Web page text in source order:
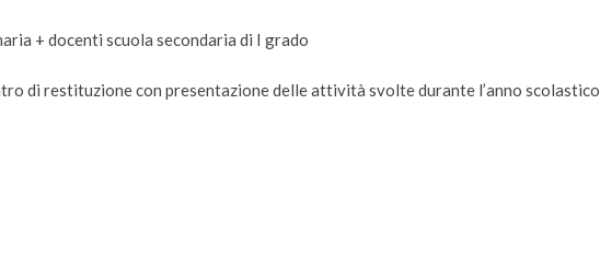
+ docenti scuola secondaria di I grado
di restituzione con presentazione delle attività svolte durante l’anno scolastico